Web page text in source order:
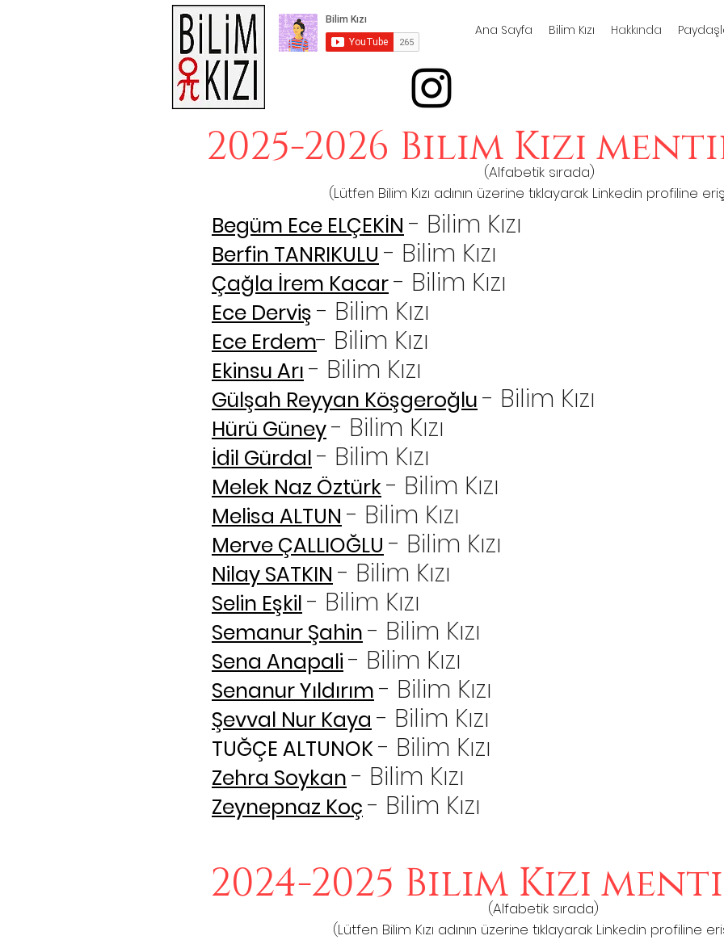
Ana Sayfa Bilim Kızı Hakkında
2025-2026 Bilim Kızı
(Alfabetik sırada)
(Lütfen Bilim Kızı adının üzerine tıklayarak Linkedin profiline
Begüm Ece ELÇEKİN - Bilim Kızı
Berfin TANRIKULU - Bilim Kızı
Çağla İrem Kacar - Bilim Kızı
Ece Derviş - Bilim Kızı
Ece Erdem- Bilim Kızı
Ekinsu Arı - Bilim Kızı
Gülşah Reyyan Köşgeroğlu - Bilim Kızı
Hürü Güney - Bilim Kızı
İdil Gürdal - Bilim Kızı
Melek Naz Öztürk - Bilim Kızı
Melisa ALTUN - Bilim Kızı
Merve ÇALLIOĞLU - Bilim Kızı
Nilay SATKIN - Bilim Kızı
Selin Eşkil - Bilim Kızı
Semanur Şahin - Bilim Kızı
Sena Anapali - Bilim Kızı
Senanur Yıldırım - Bilim Kızı
Şevval Nur Kaya - Bilim Kızı
TUĞÇE ALTUNOK - Bilim Kızı
Zehra Soykan - Bilim Kızı
Zeynepnaz Koç - Bilim Kızı
2024-2025 Bilim Kızı
(Alfabetik sırada)
(Lütfen Bilim Kızı adının üzerine tıklayarak Linkedin profiline